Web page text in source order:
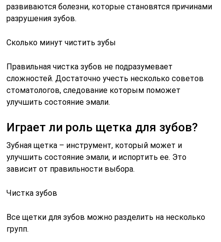
развиваются болезни, которые становятся причинами
разрушения зубов.
Cколько минут чистить зубы
Правильная чистка зубов не подразумевает
сложностей. Достаточно учесть несколько советов
стоматологов, следование которым поможет
улучшить состояние эмали.
Играет ли роль щетка для зубов?
Зубная щетка – инструмент, который может и
улучшить состояние эмали, и испортить ее. Это
зависит от правильности выбора.
Чистка зубов
Все щетки для зубов можно разделить на несколько
групп.